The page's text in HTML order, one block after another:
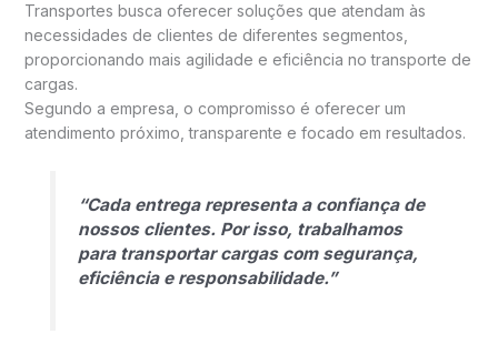
Transportes busca oferecer soluções que atendam às
necessidades de clientes de diferentes segmentos,
proporcionando mais agilidade e eficiência no transporte de
cargas.
Segundo a empresa, o compromisso é oferecer um
atendimento próximo, transparente e focado em resultados.
“Cada entrega representa a confiança de
nossos clientes. Por isso, trabalhamos
para transportar cargas com segurança,
eficiência e responsabilidade.”